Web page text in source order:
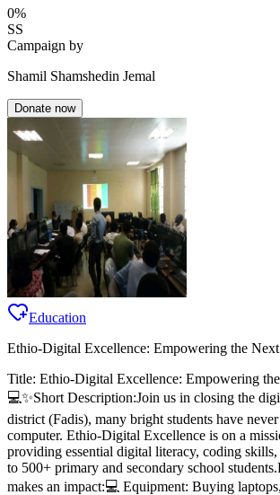
0%
SS
Campaign by
Shamil Shamshedin Jemal
Donate now
Education
Ethio-Digital Excellence: Empowering the
Title: Ethio-Digital Excellence: Empowering
💻✨ ​Short Description: ​Join us in closing the
district (Fadis), many bright students have
computer. Ethio-Digital Excellence is on a
providing essential digital literacy, coding skills,
to 500+ primary and secondary school
makes an impact: ​💻 Equipment: Buying